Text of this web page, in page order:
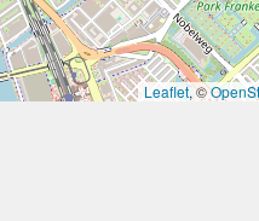
Leaflet, ©